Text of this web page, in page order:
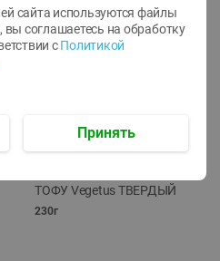
ТОФУ Vegetus ТВЕРДЫЙ
230г
сайта используются файлы
соглашаетесь на обработку
с Политикой
Принять